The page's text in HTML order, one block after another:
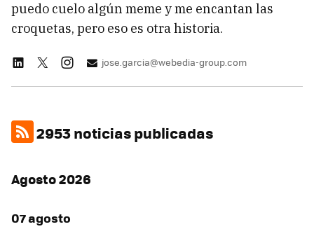
puedo cuelo algún meme y me encantan las
croquetas, pero eso es otra historia.
jose.garcia@webedia-group.com
2953 noticias publicadas
Agosto 2026
07 agosto